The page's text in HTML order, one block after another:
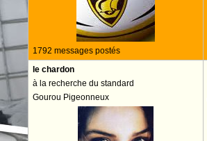
1792 messages postés
le chardon
à la recherche du standard
Gourou Pigeonneux